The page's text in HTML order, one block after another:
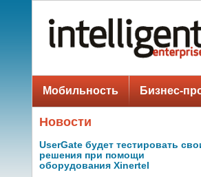
Мобильность Бизнес-
Новости
UserGate будет тестировать
решения при помощи
оборудования Xinertel